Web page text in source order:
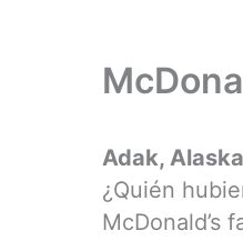
Adak, Alaska
¿Quién
McDonald’s